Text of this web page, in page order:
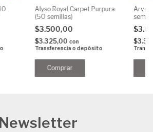
Alyso Royal Carpet Purpura
(50 semillas)
$3.500,00
$3.325,00 con
Transferencia o depósito
Newsletter